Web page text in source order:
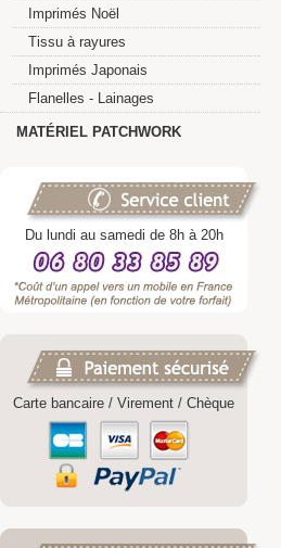
Imprimés Noël
Tissu à rayures
Imprimés Japonais
Flanelles - Lainages
MATÉRIEL PATCHWORK
Du lundi au samedi de 8h à 20h
Carte bancaire / Virement / Chèque